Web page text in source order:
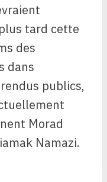
tard cette
des
dans
publics,
Morad
Namazi.